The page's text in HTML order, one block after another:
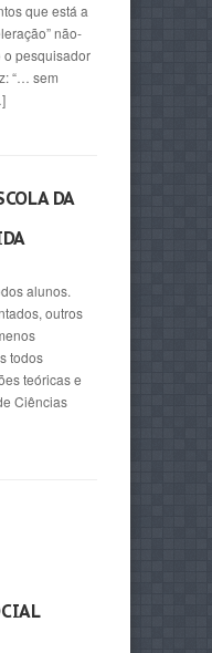
que está a
não-
o pesquisador
“… sem
DA
alunos.
outros
todos
teóricas e
Ciências